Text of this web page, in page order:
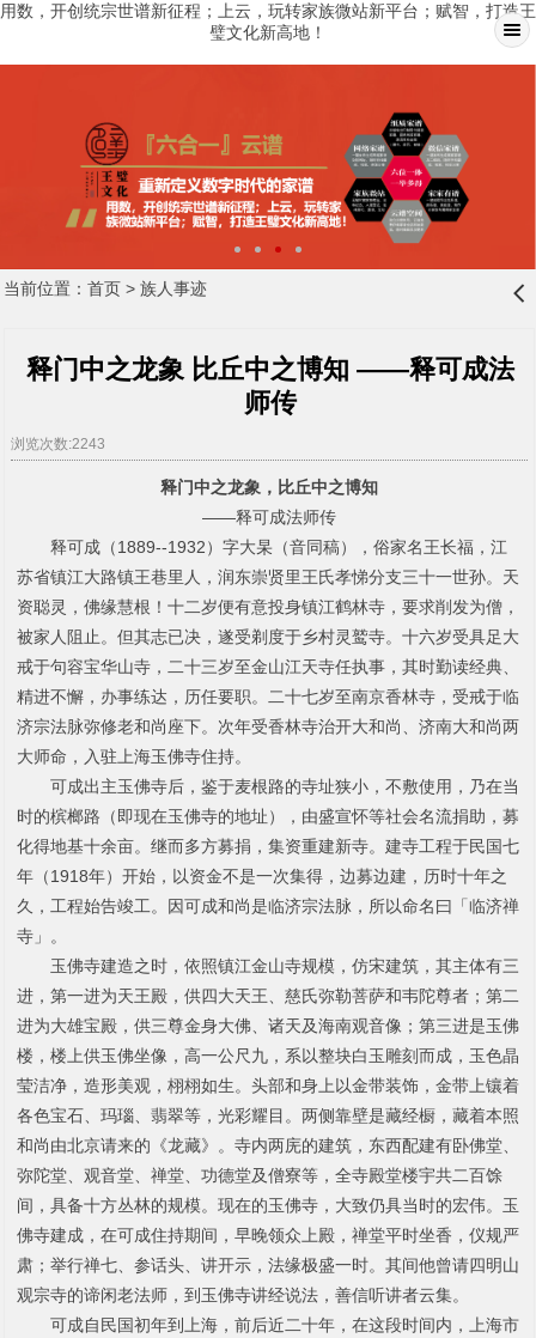
用数，开创统宗世谱新征程；上云，玩转家族微站新平台；赋智，打造王
璧文化新高地！
2 3 4
当前位置： 首页> 族人事迹 󰊒
释门中之龙象 比丘中之博知 ——释可成法
师传
浏览次数:2243
释门中之龙象，比丘中之博知
——释可成法师传
释可成 （1889--1932）字大杲（音同稿），俗家名王长福，江
苏省镇江大路镇王巷里人，润东崇贤里王氏孝悌分支三十一世孙。天
资聪灵，佛缘慧根！十二岁便有意投身镇江鹤林寺，要求削发为僧，
被家人阻止。但其志已决，遂受剃度于乡村灵鹫寺。十六岁受具足大
戒于句容宝华山寺，二十三岁至金山江天寺任执事，其时勤读经典、
精进不懈，办事练达，历任要职。二十七岁至南京香林寺，受戒于临
济宗法脉弥修老和尚座下。次年受香林寺治开大和尚、济南大和尚两
大师命，入驻上海玉佛寺住持。
可成出主玉佛寺后，鉴于麦根路的寺址狭小，不敷使用，乃在当
时的槟榔路（即现在玉佛寺的地址），由盛宣怀等社会名流捐助，募
化得地基十余亩。继而多方募捐，集资重建新寺。建寺工程于民国七
年（1918年）开始，以资金不是一次集得，边募边建，历时十年之
久，工程始告竣工。因可成和尚是临济宗法脉，所以命名曰「临济禅
寺」。
玉佛寺建造之时，依照镇江金山寺规模，仿宋建筑，其主体有三
进，第一进为天王殿，供四大天王、慈氏弥勒菩萨和韦陀尊者；第二
进为大雄宝殿，供三尊金身大佛、诸天及海南观音像；第三进是玉佛
楼，楼上供玉佛坐像，高一公尺九，系以整块白玉雕刻而成，玉色晶
莹洁净，造形美观，栩栩如生。头部和身上以金带装饰，金带上镶着
各色宝石、玛瑙、翡翠等，光彩耀目。两侧靠壁是藏经橱，藏着本照
和尚由北京请来的《龙藏》。寺内两庑的建筑，东西配建有卧佛堂、
弥陀堂、观音堂、禅堂、功德堂及僧寮等，全寺殿堂楼宇共二百馀
间，具备十方丛林的规模。现在的玉佛寺，大致仍具当时的宏伟。玉
佛寺建成，在可成住持期间，早晚领众上殿，禅堂平时坐香，仪规严
肃；举行禅七、参话头、讲开示，法缘极盛一时。其间他曾请四明山
观宗寺的谛闲老法师，到玉佛寺讲经说法，善信听讲者云集。
可成自民国初年到上海，前后近二十年，在这段时间内，上海市